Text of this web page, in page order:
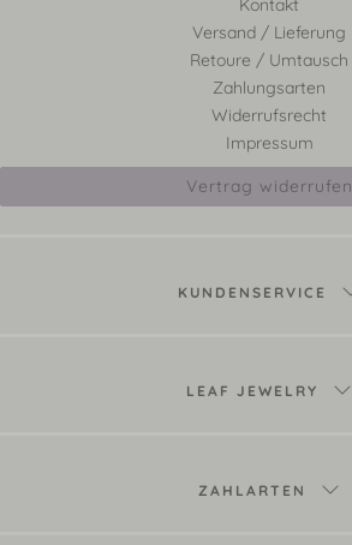
Kontakt
Versand / Lieferung
Retoure / Umtausch
Zahlungsarten
Widerrufsrecht
Impressum
Vertrag widerrufen
KUNDENSERVICE
LEAF JEWELRY
ZAHLARTEN